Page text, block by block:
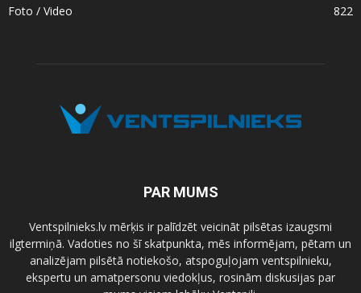
Foto / Video
822
PAR MUMS
Ventspilnieks.lv mērķis ir palīdzēt veicināt pilsētas izaugsmi
ilgtermiņā. Vadoties no šī skatpunkta, mēs informējam, pētam un
analizējam pilsētā notiekošo, atspoguļojam ventspilnieku,
ekspertu un amatpersonu viedokļus, rosinām diskusijas par